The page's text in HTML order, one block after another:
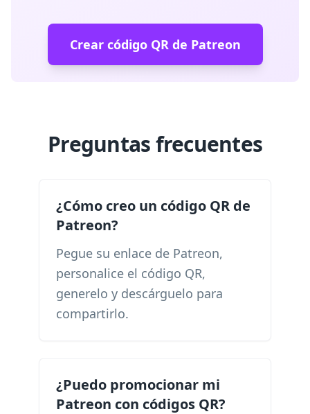
Crear código QR de Patreon
Preguntas frecuentes
¿Cómo creo un código QR de
Patreon?
Pegue su enlace de Patreon,
personalice el código QR,
generelo y descárguelo para
compartirlo.
¿Puedo promocionar mi
Patreon con códigos QR?